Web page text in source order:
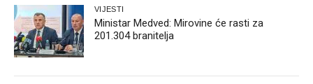
VIJESTI
Ministar Medved: Mirovine će rasti za
201.304 branitelja